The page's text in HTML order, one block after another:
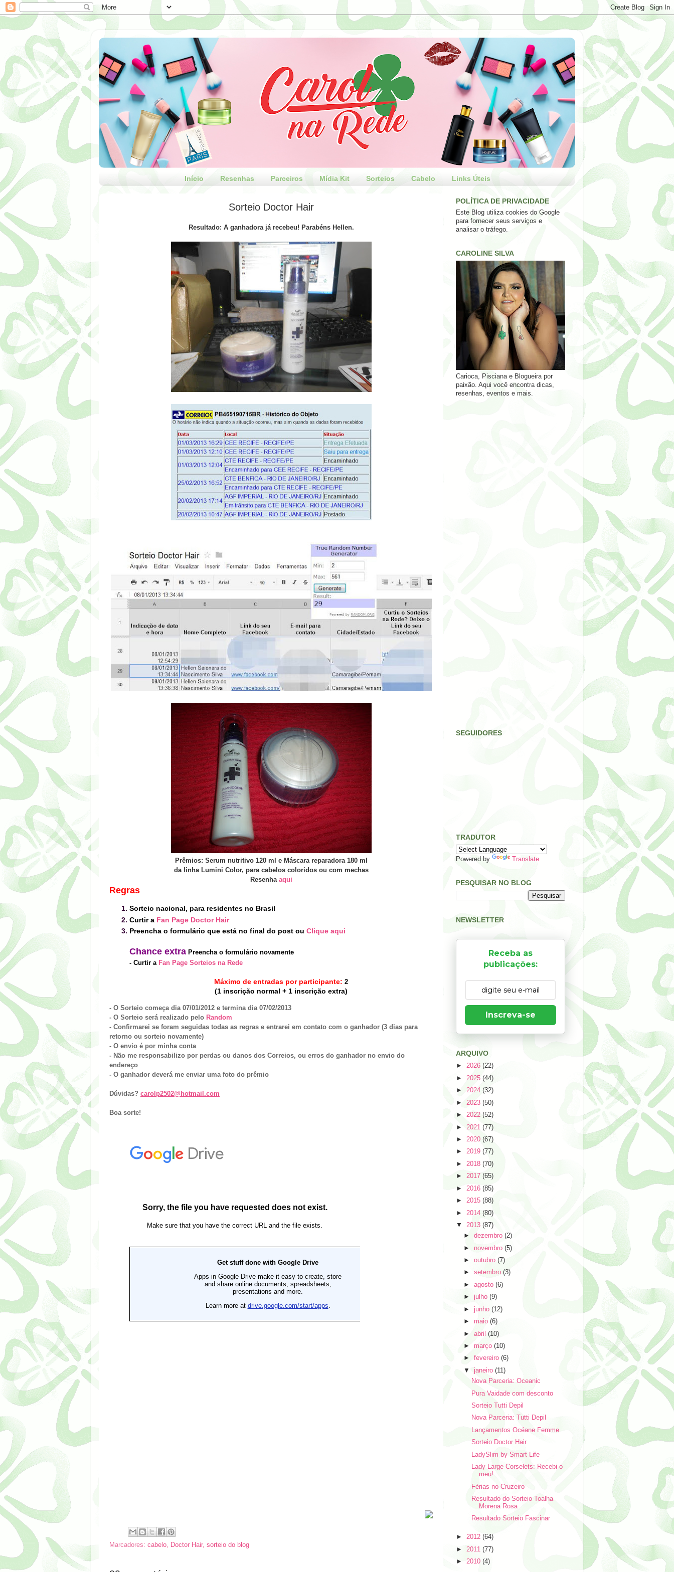
Início Resenhas Parceiros Mídia Kit Sorteios Cabelo Links Úteis
Sorteio Doctor Hair
Resultado: A ganhadora já recebeu! Parabéns Hellen.
Prêmios: Serum nutritivo 120 ml e Máscara reparadora 180 ml
da linha Lumini Color, para cabelos coloridos ou com mechas
Resenha aqui
Regras
Sorteio nacional, para residentes no Brasil
Curtir a Fan Page Doctor Hair
Preencha o formulário que está no final do post ou Clique aqui
Chance extra Preencha o formulário novamente
- Curtir a Fan Page Sorteios na Rede
Máximo de entradas por participante: 2
(1 inscrição normal + 1 inscrição extra)
- O Sorteio começa dia 07/01/2012 e termina dia 07/02/2013
- O Sorteio será realizado pelo Random
- Confirmarei se foram seguidas todas as regras e entrarei em contato com o ganhador (3 dias para
retorno ou sorteio novamente)
- O envio é por minha conta
- Não me responsabilizo por perdas ou danos dos Correios, ou erros do ganhador no envio do
endereço
- O ganhador deverá me enviar uma foto do prêmio
Dúvidas? carolp2502@hotmail.com
Boa sorte!
Marcadores: cabelo, Doctor Hair, sorteio do blog
POLÍTICA DE PRIVACIDADE
Este Blog utiliza cookies do Google
para fornecer seus serviços e
analisar o tráfego.
CAROLINE SILVA
Carioca, Pisciana e Blogueira por
paixão. Aqui você encontra dicas,
resenhas, eventos e mais.
SEGUIDORES
TRADUTOR
Powered by Translate
PESQUISAR NO BLOG
NEWSLETTER
Receba as
publicações:
Inscreva-se
ARQUIVO
► 2026 (22)
► 2025 (44)
► 2024 (32)
► 2023 (50)
► 2022 (52)
► 2021 (77)
► 2020 (67)
► 2019 (77)
► 2018 (70)
► 2017 (65)
► 2016 (85)
► 2015 (88)
► 2014 (80)
▼ 2013 (87)
►dezembro(2)
► novembro(5)
►outubro(7)
►setembro(3)
►agosto(6)
►julho(9)
► junho(12)
► maio(6)
►abril(10)
► março(10)
►fevereiro(6)
▼ janeiro(11)
Nova Parceria: Oceanic
Pura Vaidade com desconto
Sorteio Tutti Depil
Nova Parceria: Tutti Depil
Lançamentos Océane Femme
Sorteio Doctor Hair
LadySlim by Smart Life
Lady Large Corselets: Recebi o
meu!
Férias no Cruzeiro
Resultado do Sorteio Toalha
Morena Rosa
Resultado Sorteio Fascinar
► 2012 (64)
► 2011 (77)
► 2010 (4)